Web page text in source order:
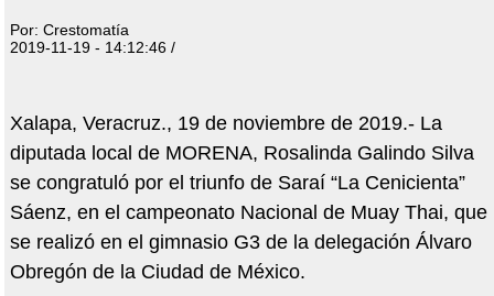
Por: Crestomatía
2019-11-19 - 14:12:46 /
Xalapa, Veracruz., 19 de noviembre de 2019.- La
diputada local de MORENA, Rosalinda Galindo Silva
se congratuló por el triunfo de Saraí “La Cenicienta”
Sáenz, en el campeonato Nacional de Muay Thai, que
se realizó en el gimnasio G3 de la delegación Álvaro
Obregón de la Ciudad de México.